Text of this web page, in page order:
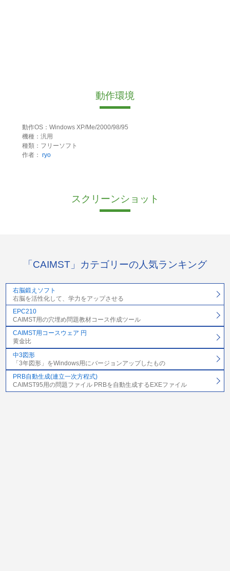
動作環境
動作OS：Windows XP/Me/2000/98/95
機種：汎用
種類：フリーソフト
作者： ryo
スクリーンショット
「CAIMST」カテゴリーの人気ランキング
右脳鍛えソフト
右脳を活性化して、学力をアップさせる
EPC210
CAIMST用の穴埋め問題教材コース作成ツール
CAIMST用コースウェア 円
黄金比
中3図形
「3年図形」をWindows用にバージョンアップしたもの
PRB自動生成(連立一次方程式)
CAIMST95用の問題ファイル PRBを自動生成するEXEファイル